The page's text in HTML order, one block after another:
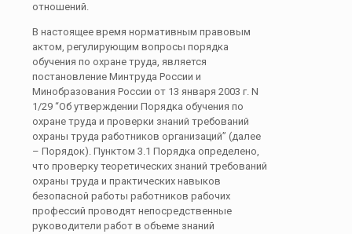
отношений.
В настоящее время нормативным правовым
актом, регулирующим вопросы порядка
обучения по охране труда, является
постановление Минтруда России и
Минобразования России от 13 января 2003 г. N
1/29 “Об утверждении Порядка обучения по
охране труда и проверки знаний требований
охраны труда работников организаций” (далее
– Порядок). Пунктом 3.1 Порядка определено,
что проверку теоретических знаний требований
охраны труда и практических навыков
безопасной работы работников рабочих
профессий проводят непосредственные
руководители работ в объеме знаний